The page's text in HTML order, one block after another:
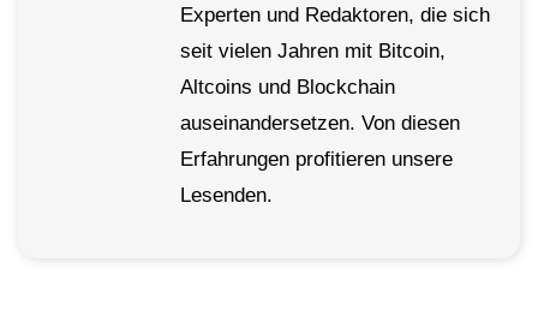
Experten und Redaktoren, die sich
seit vielen Jahren mit Bitcoin,
Altcoins und Blockchain
auseinandersetzen. Von diesen
Erfahrungen profitieren unsere
Lesenden.